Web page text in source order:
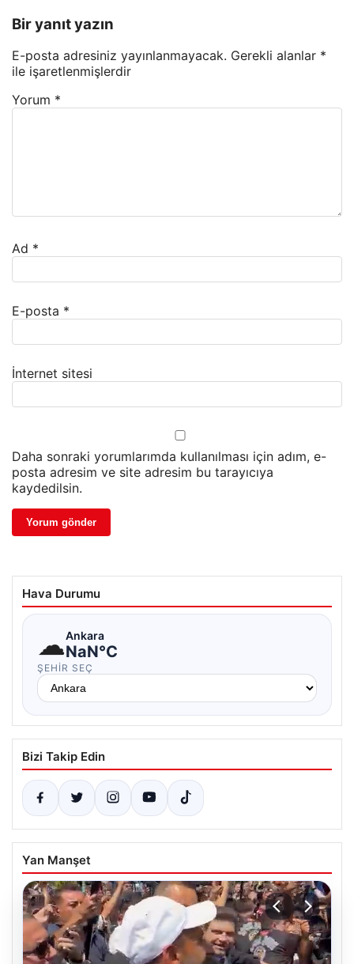
Bir yanıt yazın
E-posta adresiniz yayınlanmayacak. Gerekli alanlar *
ile işaretlenmişlerdir
Yorum *
Ad *
E-posta *
İnternet sitesi
Daha sonraki yorumlarımda kullanılması için adım, e-
posta adresim ve site adresim bu tarayıcıya
kaydedilsin.
Hava Durumu
☁Ankara
NaN°C
ŞEHIR SEÇ
Bizi Takip Edin
Yan Manşet